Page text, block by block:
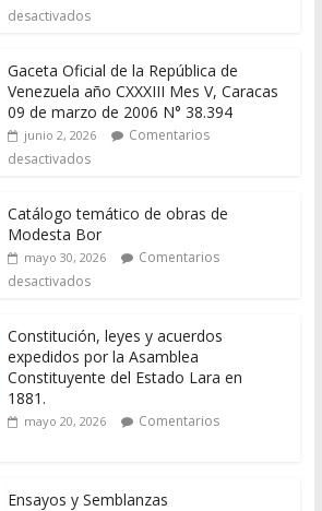
desactivados
Gaceta Oficial de la República de
Venezuela año CXXXIII Mes V, Caracas
09 de marzo de 2006 N° 38.394
junio 2, 2026
Comentarios
desactivados
Catálogo temático de obras de
Modesta Bor
mayo 30, 2026
Comentarios
desactivados
Constitución, leyes y acuerdos
expedidos por la Asamblea
Constituyente del Estado Lara en
1881.
mayo 20, 2026
Comentarios
Ensayos y Semblanzas